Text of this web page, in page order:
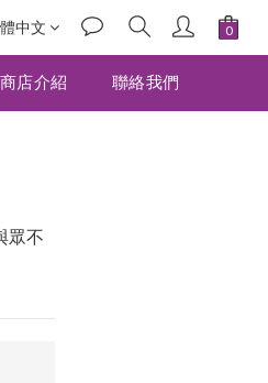
中文
商店介紹 聯絡我們
眾不
立即購買